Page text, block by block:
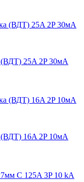
(ВДТ) 25A 2P 30мА
(ВДТ) 16A 2P 10мА